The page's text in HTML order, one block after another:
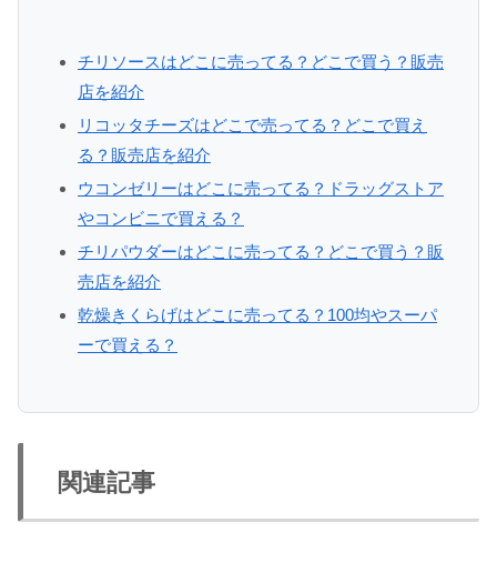
チリソースはどこに売ってる？どこで買う？販売
店を紹介
リコッタチーズはどこで売ってる？どこで買え
る？販売店を紹介
ウコンゼリーはどこに売ってる？ドラッグストア
やコンビニで買える？
チリパウダーはどこに売ってる？どこで買う？販
売店を紹介
乾燥きくらげはどこに売ってる？100均やスーパ
ーで買える？
関連記事